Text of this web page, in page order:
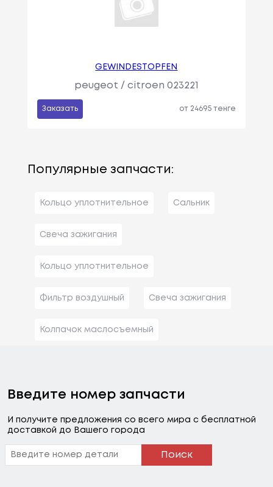
GEWINDESTOPFEN
peugeot / citroen 023221
Заказать от 24695 тенге
Популярные запчасти:
Кольцо уплотнительное Сальник
Свеча зажигания
Кольцо уплотнительное
Фильтр воздушный Свеча зажигания
Колпачок маслосъемный
Введите номер запчасти
И получите предложения со всего мира с бесплатной
доставкой до Вашего города
Поиск